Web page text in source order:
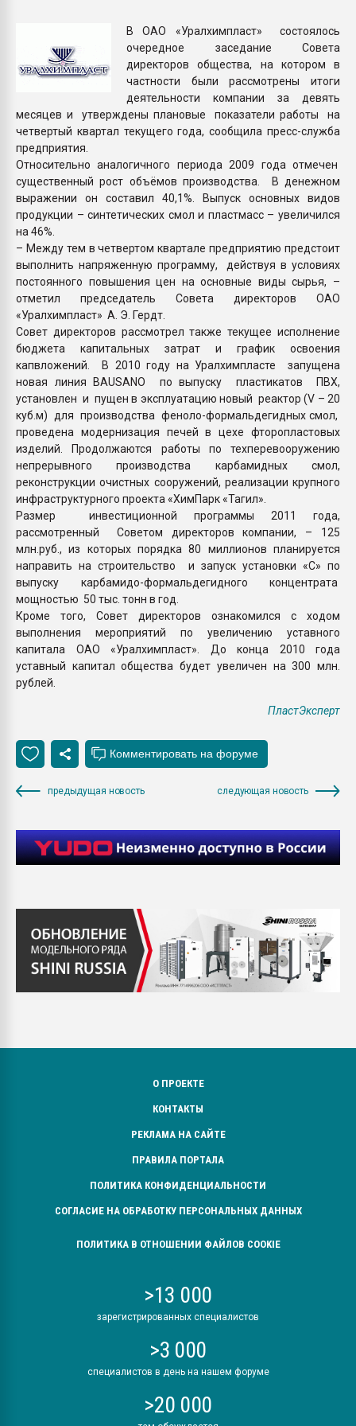
ПЕРЕЙТИ НА
В ОАО «Уралхимпласт» состоялось
очередное заседание Совета
директоров общества, на котором в
частности были рассмотрены итоги
деятельности компании за девять
месяцев и утверждены плановые показатели работы на
четвертый квартал текущего года, сообщила пресс-служба
предприятия.
Относительно аналогичного периода 2009 года отмечен
существенный рост объёмов производства. В денежном
выражении он составил 40,1%. Выпуск основных видов
продукции – синтетических смол и пластмасс – увеличился
на 46%.
– Между тем в четвертом квартале предприятию предстоит
выполнить напряженную программу, действуя в условиях
постоянного повышения цен на основные виды сырья, –
отметил председатель Совета директоров ОАО
«Уралхимпласт» А. Э. Гердт.
Совет директоров рассмотрел также текущее исполнение
бюджета капитальных затрат и график освоения
капвложений. В 2010 году на Уралхимпласте запущена
новая линия BAUSANO по выпуску пластикатов ПВХ,
установлен и пущен в эксплуатацию новый реактор (V – 20
куб.м) для производства феноло-формальдегидных смол,
проведена модернизация печей в цехе фторопластовых
изделий. Продолжаются работы по техперевооружению
непрерывного производства карбамидных смол,
реконструкции очистных сооружений, реализации крупного
инфраструктурного проекта «ХимПарк «Тагил».
Размер инвестиционной программы 2011 года,
рассмотренный Советом директоров компании, – 125
млн.руб., из которых порядка 80 миллионов планируется
направить на строительство и запуск установки «С» по
выпуску карбамидо-формальдегидного концентрата
мощностью 50 тыс. тонн в год.
Кроме того, Совет директоров ознакомился с ходом
выполнения мероприятий по увеличению уставного
капитала ОАО «Уралхимпласт». До конца 2010 года
уставный капитал общества будет увеличен на 300 млн.
рублей.
ПластЭксперт
предыдущая новость следующая новость
О ПРОЕКТЕ
КОНТАКТЫ
РЕКЛАМА НА САЙТЕ
ПРАВИЛА ПОРТАЛА
ПОЛИТИКА КОНФИДЕНЦИАЛЬНОСТИ
СОГЛАСИЕ НА ОБРАБОТКУ ПЕРСОНАЛЬНЫХ ДАННЫХ
ПОЛИТИКА В ОТНОШЕНИИ ФАЙЛОВ COOKIE
>13 000
зарегистрированных специалистов
>3 000
специалистов в день на нашем форуме
>20 000